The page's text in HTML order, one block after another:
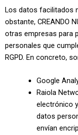
Los datos facilitados
obstante, CREANDO
otras empresas para
personales que
RGPD. En concreto,
Google
Raiola
electrónico
datos
envían